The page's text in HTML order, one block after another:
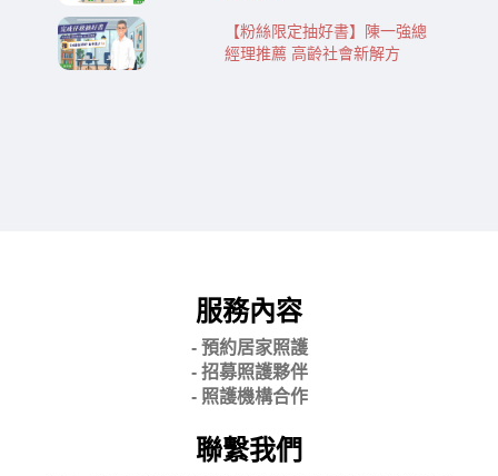
【粉絲限定抽好書】陳一強總
經理推薦 高齡社會新解方
服務內容
- 預約居家照護
- 招募照護夥伴
- 照護機構合作
聯繫我們